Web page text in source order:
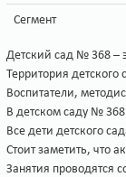
Сегмент
Детский сад № 368 –
Территория
Воспитатели,
В детском саду №
Все дети детского
Стоит заметить, что
Занятия проводятся